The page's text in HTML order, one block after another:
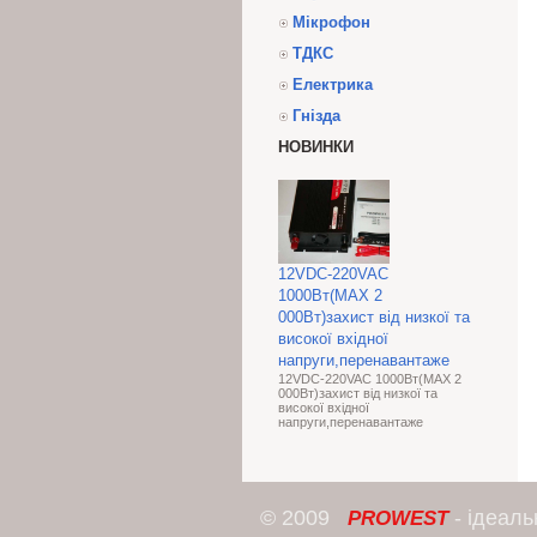
Мікрофон
ТДКС
Електрика
Гнізда
НОВИНКИ
12VDC-220VAC
1000Вт(МАХ 2
000Вт)захист від низкої та
високої вхідної
напруги,перенавантаже
12VDC-220VAC 1000Вт(МАХ 2
000Вт)захист від низкої та
високої вхідної
напруги,перенавантаже
© 2009 PROWEST-